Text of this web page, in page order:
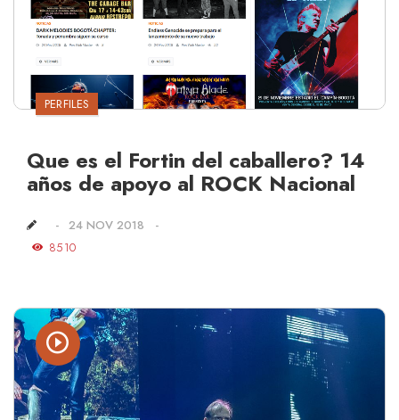
PERFILES
Que es el Fortin del caballero? 14
años de apoyo al ROCK Nacional
24 NOV 2018
8510